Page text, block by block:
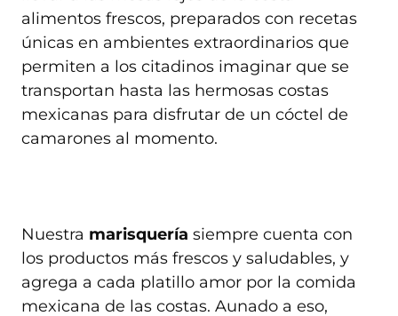
alimentos frescos, preparados con recetas
únicas en ambientes extraordinarios que
permiten a los citadinos imaginar que se
transportan hasta las hermosas costas
mexicanas para disfrutar de un cóctel de
camarones al momento.
Nuestra marisquería siempre cuenta con
los productos más frescos y saludables, y
agrega a cada platillo amor por la comida
mexicana de las costas. Aunado a eso,